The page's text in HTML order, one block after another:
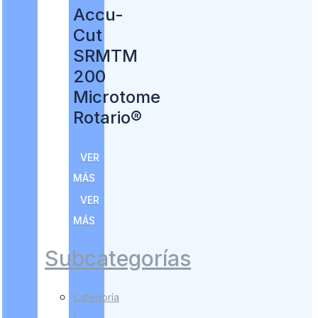
Accu-
Cut
SRMTM
200
Microtome
Rotario®
VER
MÁS
VER
MÁS
Subcategorías
Categoría